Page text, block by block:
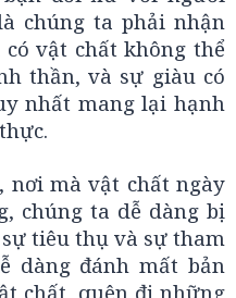
chúng ta phải nhận
vật chất không thể
thần, và sự giàu có
nhất mang lại hạnh
nơi mà vật chất ngày
chúng ta dễ dàng bị
tiêu thụ và sự tham
dàng đánh mất bản
chất, quên đi những